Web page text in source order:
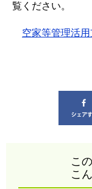
覧ください。
空家等管理活
こ
こ